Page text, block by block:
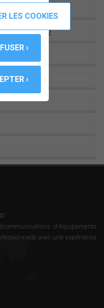
DVB-S2
d'équipements
avec une expérience